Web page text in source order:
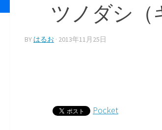
ツノダシ（
BY はるお · 2013年11月25日
Pocket